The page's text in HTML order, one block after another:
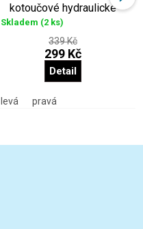
kotoučové hydraulické
brzdové páky
Skladem (2 ks)
339 Kč
299 Kč
Detail
levá pravá